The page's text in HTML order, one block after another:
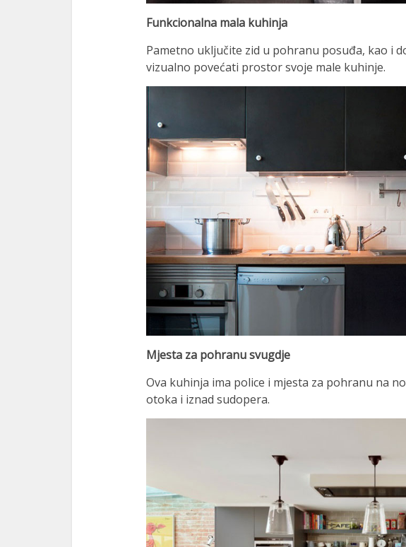
Funkcionalna mala kuhinja
Pametno uključite zid u pohranu posuđa, kao i
vizualno povećati prostor svoje male kuhinje.
Mjesta za pohranu svugdje
Ova kuhinja ima police i mjesta za pohranu na
otoka i iznad sudopera.